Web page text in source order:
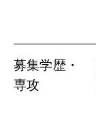
募集学歴・
専攻